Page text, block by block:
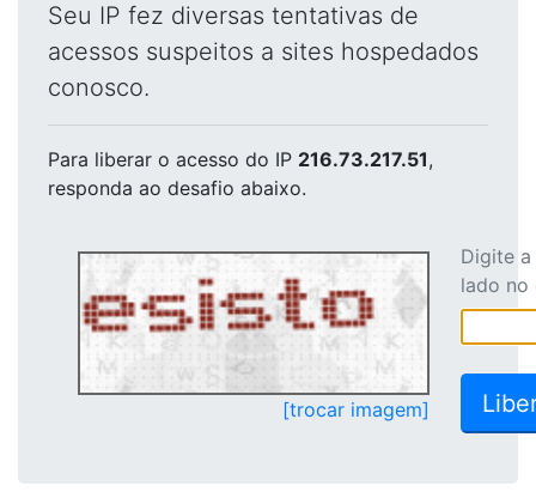
Seu IP fez diversas tentativas de
acessos suspeitos a sites hospedados
conosco.
Para liberar o acesso do IP 216.73.217.51,
responda ao desafio abaixo.
[trocar imagem]
Digite
lado no